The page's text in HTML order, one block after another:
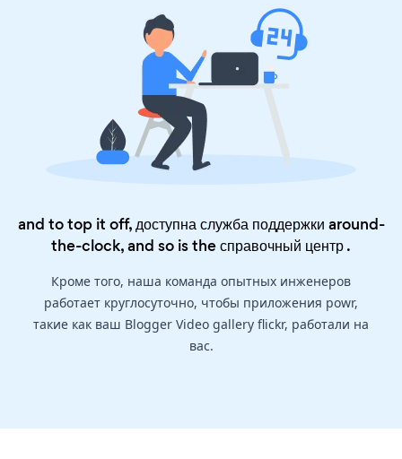
and to top it off, доступна служба поддержки around-
the-clock, and so is theсправочный центр.
Кроме того, наша команда опытных инженеров
работает круглосуточно, чтобы приложения powr,
такие как ваш Blogger Video gallery flickr, работали на
вас.